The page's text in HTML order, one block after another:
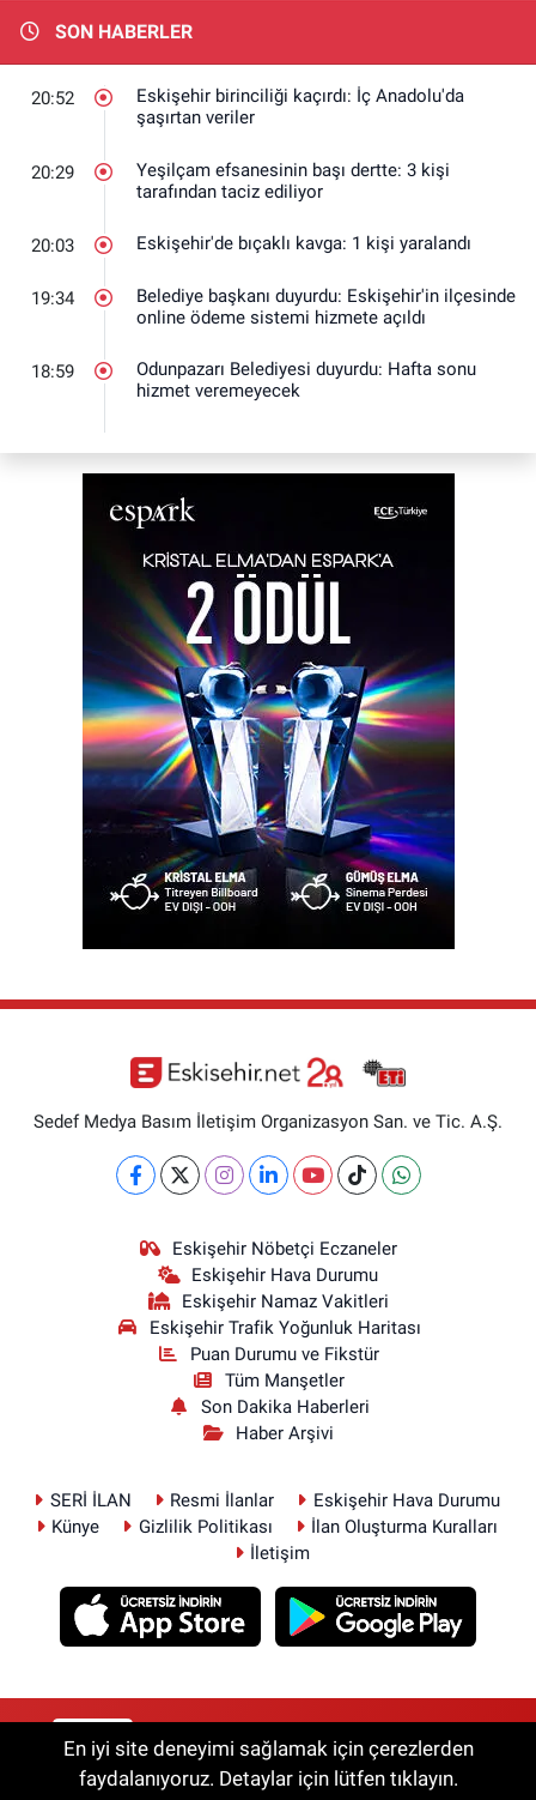
SON HABERLER
20:52
Eskişehir birinciliği kaçırdı: İç Anadolu'da
şaşırtan veriler
20:29
Yeşilçam efsanesinin başı dertte: 3 kişi
tarafından taciz ediliyor
20:03 Eskişehir'de bıçaklı kavga: 1 kişi yaralandı
19:34
Belediye başkanı duyurdu: Eskişehir'in ilçesinde
online ödeme sistemi hizmete açıldı
18:59
Odunpazarı Belediyesi duyurdu: Hafta sonu
hizmet veremeyecek
Sedef Medya Basım İletişim Organizasyon San. ve Tic. A.Ş.
Eskişehir Nöbetçi Eczaneler
Eskişehir Hava Durumu
Eskişehir Namaz Vakitleri
Eskişehir Trafik Yoğunluk Haritası
Puan Durumu ve Fikstür
Tüm Manşetler
Son Dakika Haberleri
Haber Arşivi
SERİ İLAN Resmi İlanlar
Eskişehir Hava Durumu
Künye
Gizlilik Politikası
İlan Oluşturma Kuralları
İletişim
RSS Copyright © 2026. Her hakkı saklıdır.
En iyi site deneyimi sağlamak için çerezlerden
faydalanıyoruz. Detaylar için lütfen tıklayın.